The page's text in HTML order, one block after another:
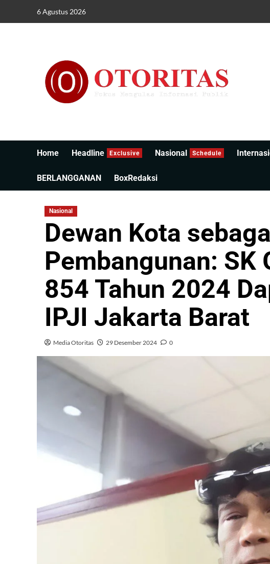
6 Agustus 2026
Home Headline Exclusive Nasional Schedule
BERLANGGANAN BoxRedaksi
Nasional
Dewan Kota
Pembangunan: SK
854 Tahun 2024
IPJI Jakarta Barat
Media Otoritas 29 Desember 2024 0